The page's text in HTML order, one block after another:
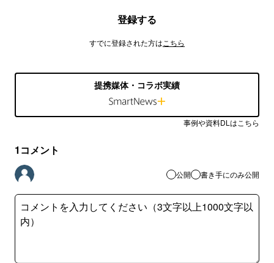
登録する
すでに登録された方は こちら
提携媒体・コラボ実績
事例や資料DLはこちら
1 コメント
公開 書き手にのみ公開